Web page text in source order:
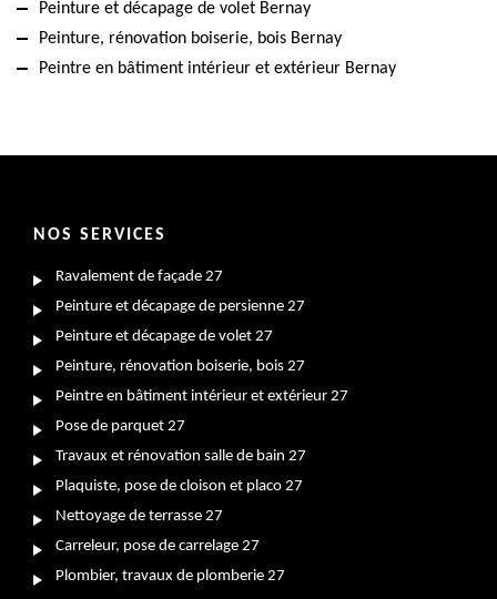
Peinture et décapage de volet Bernay
Peinture, rénovation boiserie, bois Bernay
Peintre en bâtiment intérieur et extérieur Bernay
NOS SERVICES
Ravalement de façade 27
Peinture et décapage de persienne 27
Peinture et décapage de volet 27
Peinture, rénovation boiserie, bois 27
Peintre en bâtiment intérieur et extérieur 27
Pose de parquet 27
Travaux et rénovation salle de bain 27
Plaquiste, pose de cloison et placo 27
Nettoyage de terrasse 27
Carreleur, pose de carrelage 27
Plombier, travaux de plomberie 27